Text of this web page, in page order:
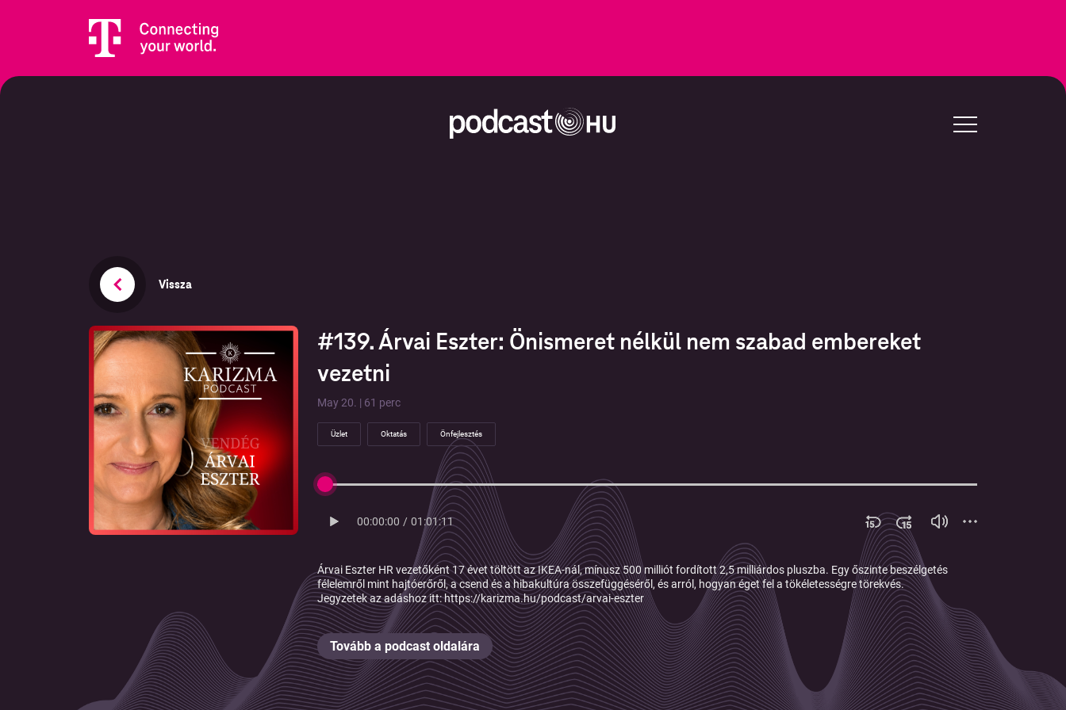
Vissza
#139. Árvai Eszter: Önismeret nélkül nem szabad embereket
vezetni
May 20. | 61 perc
Üzlet Oktatás Önfejlesztés
00:00:00 / 01:01:11
Árvai Eszter HR vezetőként 17 évet töltött az IKEA-nál, mínusz 500 milliót fordított 2,5 milliárdos pluszba. Egy őszinte beszélgetés
félelemről mint hajtóerőről, a csend és a hibakultúra összefüggéséről, és arról, hogyan éget fel a tökéletességre törekvés.
Jegyzetek az adáshoz itt:⁠⁠⁠⁠⁠⁠⁠⁠⁠⁠⁠https://karizma.hu/podcast/arvai-eszter
Tovább a podcast oldalára